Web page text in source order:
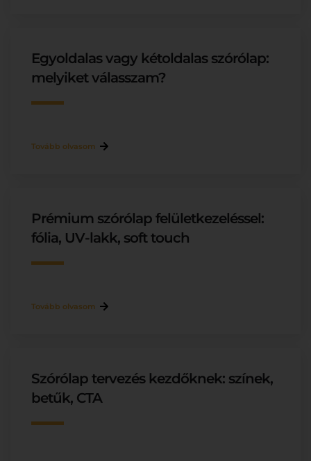
Egyoldalas vagy kétoldalas szórólap:
melyiket válasszam?
Tovább olvasom
Prémium szórólap felületkezeléssel:
fólia, UV-lakk, soft touch
Tovább olvasom
Szórólap tervezés kezdőknek: színek,
betűk, CTA